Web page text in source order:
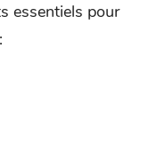
essentiels pour